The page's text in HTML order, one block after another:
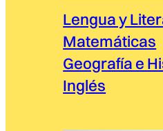
Lengua y
Matemáticas
Geografía e
Inglés